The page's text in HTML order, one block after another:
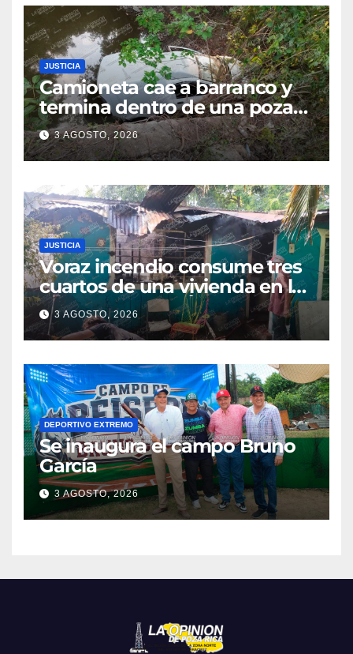
JUSTICIA
Camioneta cae a barranco y
termina dentro de una poza
en Coatzintla; conductor sale
con golpes leves
3 AGOSTO, 2026
JUSTICIA
Voraz incendio consume tres
cuartos de una vivienda en la
colonia Manuel Ávila
Camacho
3 AGOSTO, 2026
DEPORTIVO EXTREMO
Se inaugura el campo Bruno
García
3 AGOSTO, 2026